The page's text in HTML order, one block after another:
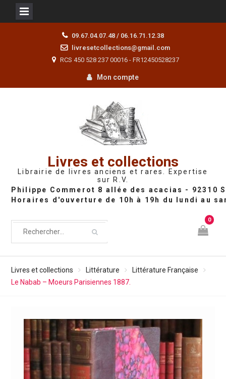
09.67.04.07.48 / 06.16.71.12.38
livresetcollections@gmail.com
RCS 450 528 237 00016 - FR12450528237
Mon compte
Livres et collections
Librairie de livres anciens et rares. Expertise
sur R.V.
0
Livres et collections Littérature
Littérature Française
Le Nabab – Moeurs Parisiennes 1887.